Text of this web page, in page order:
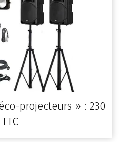
projecteurs » : 230